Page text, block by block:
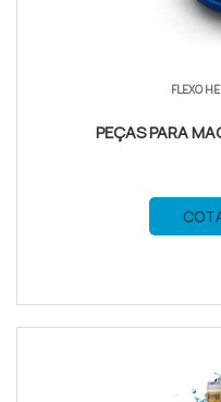
FLEXO
PEÇAS PARA